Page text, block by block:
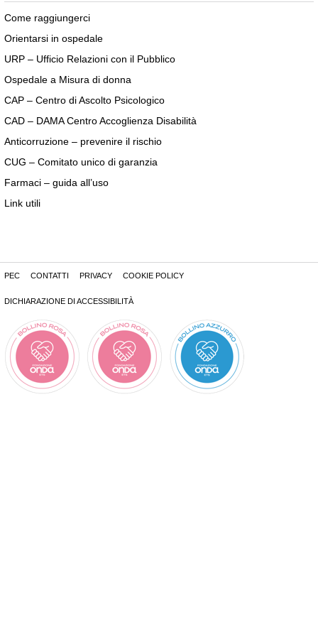
Come raggiungerci
Orientarsi in ospedale
URP – Ufficio Relazioni con il Pubblico
Ospedale a Misura di donna
CAP – Centro di Ascolto Psicologico
CAD – DAMA Centro Accoglienza Disabilità
Anticorruzione – prevenire il rischio
CUG – Comitato unico di garanzia
Farmaci – guida all’uso
Link utili
PEC CONTATTI PRIVACY COOKIE POLICY
DICHIARAZIONE DI ACCESSIBILITÀ